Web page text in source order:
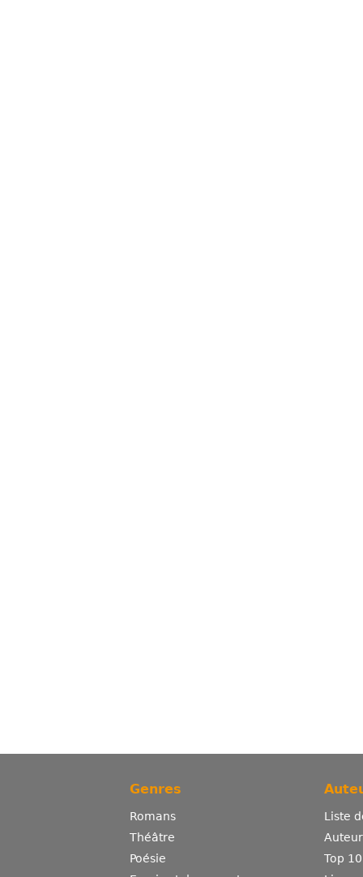
Genres
Romans
Théâtre
Poésie
Liste
Top